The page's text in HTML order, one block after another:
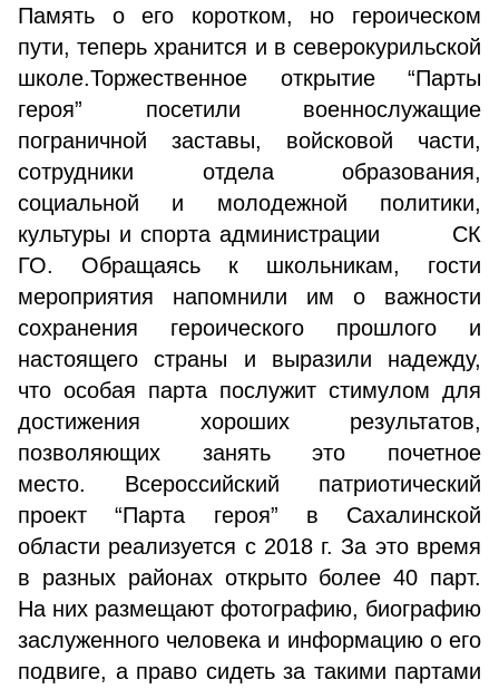
Память о его коротком, но героическом
пути, теперь хранится и в северокурильской
школе.Торжественное открытие “Парты
героя” посетили военнослужащие
пограничной заставы, войсковой части,
сотрудники отдела образования,
социальной и молодежной политики,
культуры и спорта администрации СК
ГО. Обращаясь к школьникам, гости
мероприятия напомнили им о важности
сохранения героического прошлого и
настоящего страны и выразили надежду,
что особая парта послужит стимулом для
достижения хороших результатов,
позволяющих занять это почетное
место. Всероссийский патриотический
проект “Парта героя” в Сахалинской
области реализуется с 2018 г. За это время
в разных районах открыто более 40 парт.
На них размещают фотографию, биографию
заслуженного человека и информацию о его
подвиге, а право сидеть за такими партами